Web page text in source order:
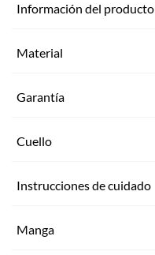
Información del producto
Material
Garantía
Cuello
Instrucciones de cuidado
Manga